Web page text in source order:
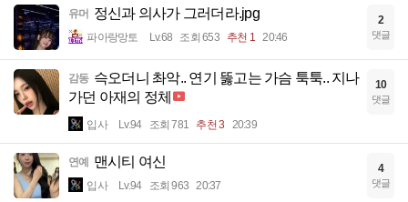
유머 정신과 의사가 그러더라.jpg
파아랑망토 Lv.68 조회 653 추천 1 20:46
2
댓글
감동 슥오더니 촤악.. 연기 뚫고는 가슴 툭툭.. 지나
가던 아재의 정체
입사 Lv.94 조회 781 추천 3 20:39
10
댓글
연예 맨시티 여신
입사 Lv.94 조회 963 20:37
4
댓글